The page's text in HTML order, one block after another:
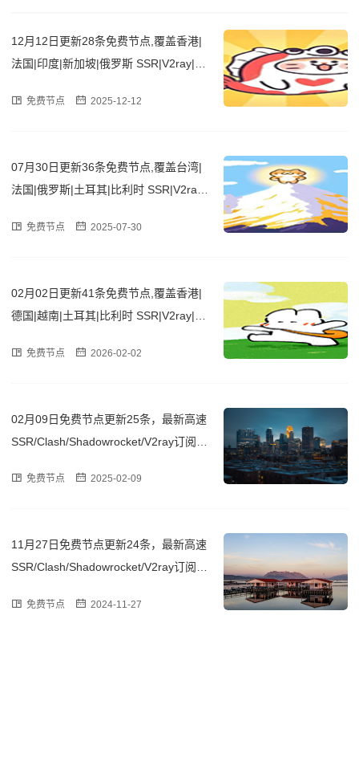
12月12日更新28条免费节点,覆盖香港|
法国|印度|新加坡|俄罗斯 SSR|V2ray|Cla
免费节点 2025-12-12
07月30日更新36条免费节点,覆盖台湾|
法国|俄罗斯|土耳其|比利时 SSR|V2ray|
免费节点 2025-07-30
02月02日更新41条免费节点,覆盖香港|
德国|越南|土耳其|比利时 SSR|V2ray|Cla
免费节点 2026-02-02
02月09日免费节点更新25条，最新高速
SSR/Clash/Shadowrocket/V2ray订阅链
免费节点 2025-02-09
11月27日免费节点更新24条，最新高速
SSR/Clash/Shadowrocket/V2ray订阅链
免费节点 2024-11-27